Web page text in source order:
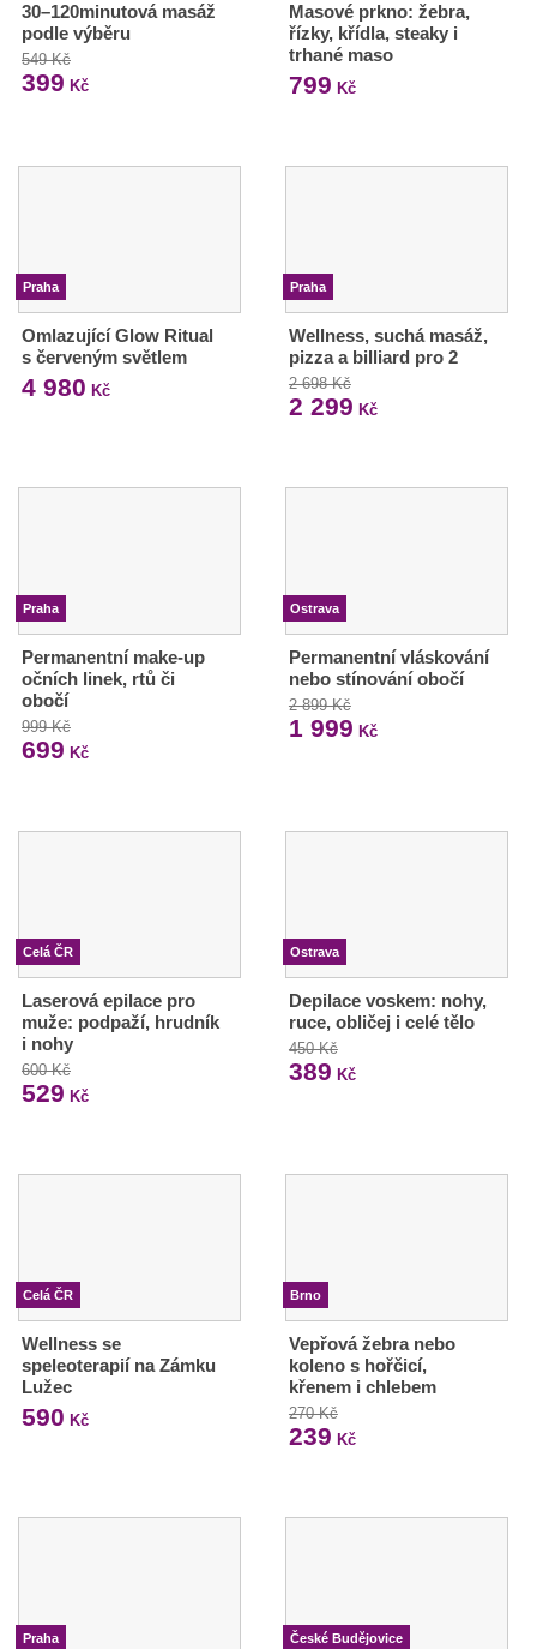
30–120minutová masáž
podle výběru
549 Kč
399 Kč
Masové prkno: žebra,
řízky, křídla, steaky i
trhané maso
799 Kč
Praha
Omlazující Glow Ritual
s červeným světlem
4 980 Kč
Praha
Wellness, suchá masáž,
pizza a billiard pro 2
2 698 Kč
2 299 Kč
Praha
Permanentní make-up
očních linek, rtů či
obočí
999 Kč
699 Kč
Ostrava
Permanentní vláskování
nebo stínování obočí
2 899 Kč
1 999 Kč
Celá ČR
Laserová epilace pro
muže: podpaží, hrudník
i nohy
600 Kč
529 Kč
Ostrava
Depilace voskem: nohy,
ruce, obličej i celé tělo
450 Kč
389 Kč
Celá ČR
Wellness se
speleoterapií na Zámku
Lužec
590 Kč
Brno
Vepřová žebra nebo
koleno s hořčicí,
křenem i chlebem
270 Kč
239 Kč
Praha České Budějovice